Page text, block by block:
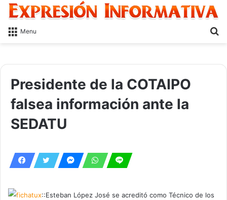
Menu
Presidente de la COTAIPO
falsea información ante la
SEDATU
::Esteban López José se acreditó como Técnico de los